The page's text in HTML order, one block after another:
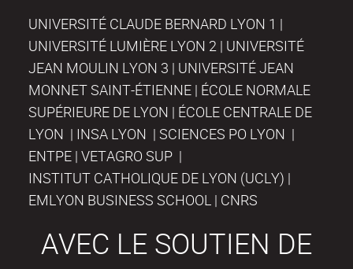
UNIVERSITÉ CLAUDE BERNARD LYON 1 |
UNIVERSITÉ LUMIÈRE LYON 2 | UNIVERSITÉ
JEAN MOULIN LYON 3 | UNIVERSITÉ JEAN
MONNET SAINT-ÉTIENNE | ÉCOLE NORMALE
SUPÉRIEURE DE LYON | ÉCOLE CENTRALE DE
LYON | INSA LYON | SCIENCES PO LYON |
ENTPE | VETAGRO SUP |
INSTITUT CATHOLIQUE DE LYON (UCLY) |
EMLYON BUSINESS SCHOOL | CNRS
AVEC LE SOUTIEN DE